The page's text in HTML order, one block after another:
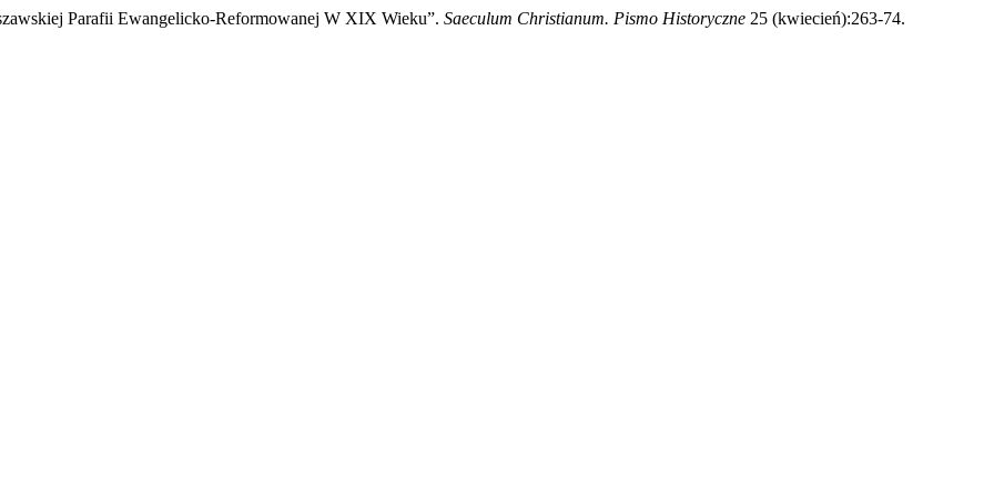
Parafii Ewangelicko-Reformowanej W XIX Wieku”. Saeculum Christianum. Pismo Historyczne 25 (kwiecień):263-74.